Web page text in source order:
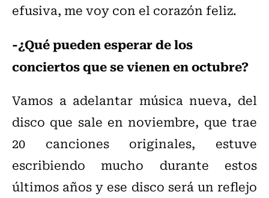
efusiva, me voy con el corazón feliz.
-¿Qué pueden esperar de los
conciertos que se vienen en octubre?
Vamos a adelantar música nueva, del
disco que sale en noviembre, que trae
20 canciones originales, estuve
escribiendo mucho durante estos
últimos años y ese disco será un reflejo